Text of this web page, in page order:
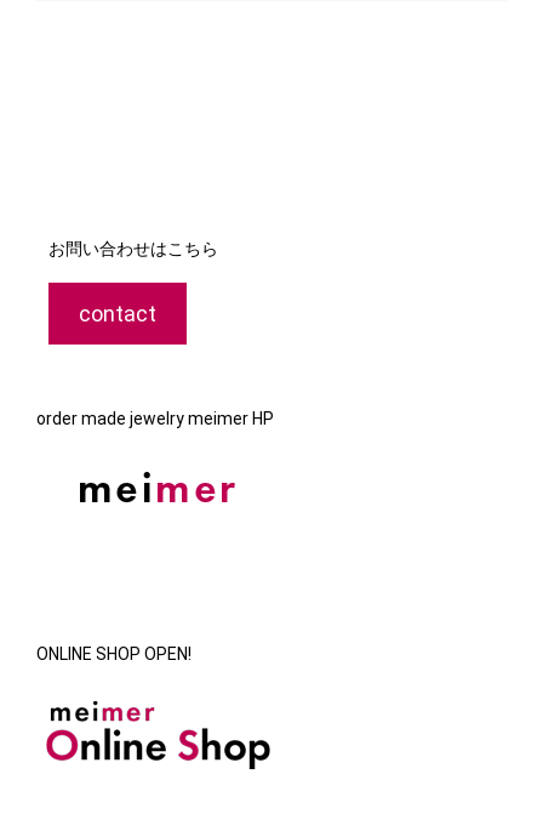
お問い合わせはこちら
contact
order made jewelry meimer HP
ONLINE SHOP OPEN!